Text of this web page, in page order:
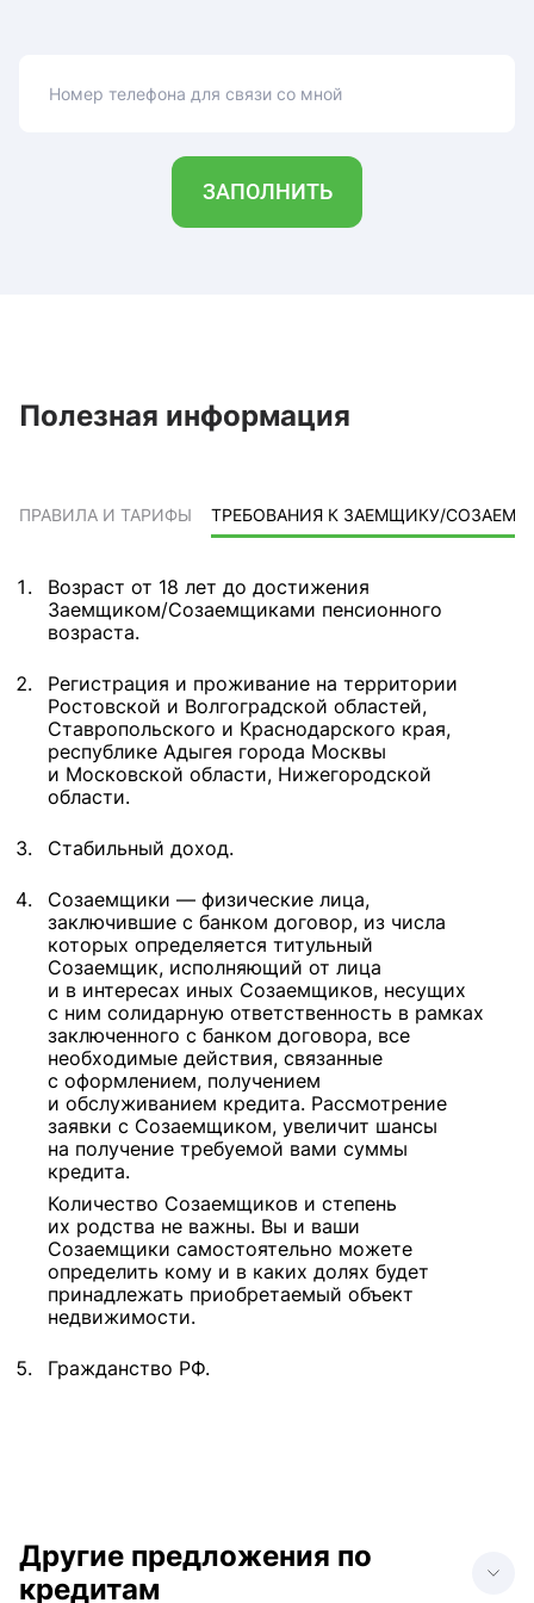
Номер телефона для связи со мной
ЗАПОЛНИТЬ
Полезная информация
ПРАВИЛА И ТАРИФЫ ТРЕБОВАНИЯ К ЗАЕМЩИКУ/
Возраст от 18 лет до достижения
Заемщиком/Созаемщиками пенсионного
возраста.
Регистрация и проживание на территории
Ростовской и Волгоградской областей,
Ставропольского и Краснодарского края,
республике Адыгея города Москвы
и Московской области, Нижегородской
области.
Стабильный доход.
Созаемщики — физические лица,
заключившие с банком договор, из числа
которых определяется титульный
Созаемщик, исполняющий от лица
и в интересах иных Созаемщиков, несущих
с ним солидарную ответственность в рамках
заключенного с банком договора, все
необходимые действия, связанные
с оформлением, получением
и обслуживанием кредита. Рассмотрение
заявки с Созаемщиком, увеличит шансы
на получение требуемой вами суммы
кредита.
Количество Созаемщиков и степень
их родства не важны. Вы и ваши
Созаемщики самостоятельно можете
определить кому и в каких долях будет
принадлежать приобретаемый объект
недвижимости.
Гражданство РФ.
Другие предложения по
кредитам